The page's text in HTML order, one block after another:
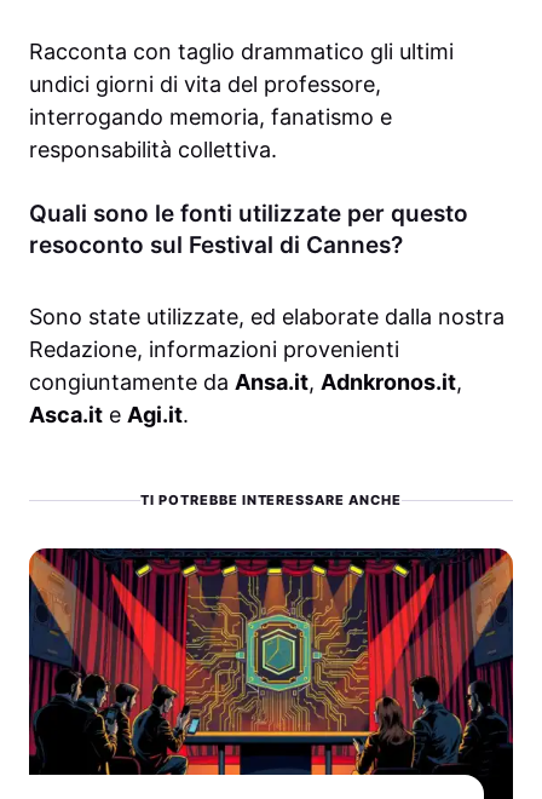
Racconta con taglio drammatico gli ultimi
undici giorni di vita del professore,
interrogando memoria, fanatismo e
responsabilità collettiva.
Quali sono le fonti utilizzate per questo
resoconto sul Festival di Cannes?
Sono state utilizzate, ed elaborate dalla nostra
Redazione, informazioni provenienti
congiuntamente da Ansa.it, Adnkronos.it,
Asca.it e Agi.it.
TI POTREBBE INTERESSARE ANCHE